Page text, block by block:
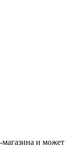
магазина и может